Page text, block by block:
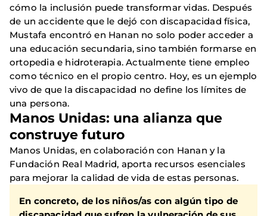
cómo la inclusión puede transformar vidas. Después
de un accidente que le dejó con discapacidad física,
Mustafa encontró en Hanan no solo poder acceder a
una educación secundaria, sino también formarse en
ortopedia e hidroterapia. Actualmente tiene empleo
como técnico en el propio centro. Hoy, es un ejemplo
vivo de que la discapacidad no define los límites de
una persona.
Manos Unidas: una alianza que
construye futuro
Manos Unidas, en colaboración con Hanan y la
Fundación Real Madrid, aporta recursos esenciales
para mejorar la calidad de vida de estas personas.
En concreto, de los niños/as con algún tipo de